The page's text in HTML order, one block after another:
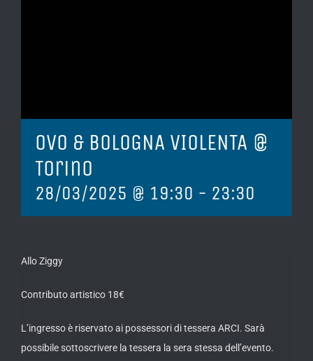
OVO & BOLOGNA VIOLENTA @
Torino
28/03/2025 @ 19:30 - 23:30
Allo Ziggy
Contributo artistico 18€
L’ingresso è riservato ai possessori di tessera ARCI. Sarà
possibile sottoscrivere la tessera la sera stessa dell’evento.